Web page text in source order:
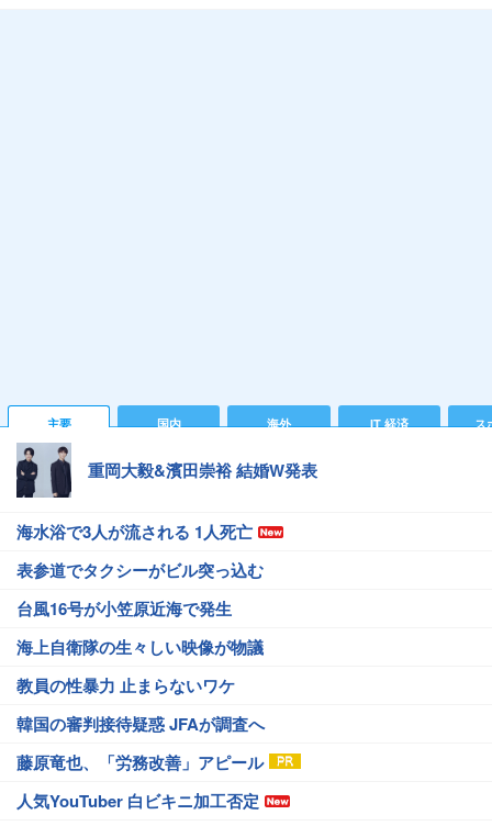
主要 国内 海外 IT 経済 ス
重岡大毅&濱田崇裕 結婚W発表
海水浴で3人が流される 1人死亡
表参道でタクシーがビル突っ込む
台風16号が小笠原近海で発生
海上自衛隊の生々しい映像が物議
教員の性暴力 止まらないワケ
韓国の審判接待疑惑 JFAが調査へ
藤原竜也、「労務改善」アピール
人気YouTuber 白ビキニ加工否定